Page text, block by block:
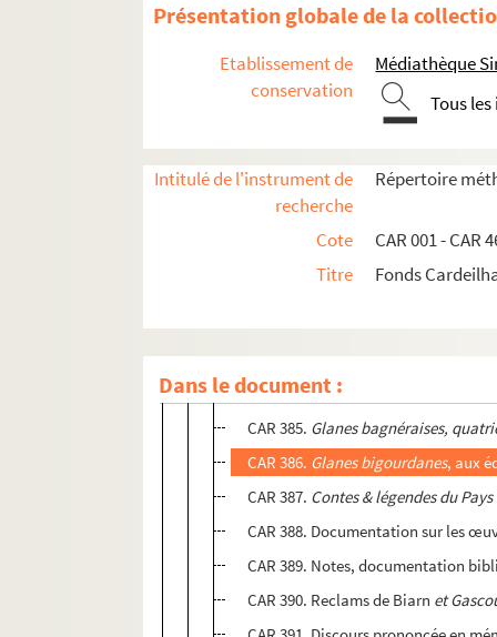
Présentation globale de la
Etablissement de
conservation
Médiathèque
Tous
Intitulé de l'instrument de
recherche
Répertoire
Cote
CAR 001 - CAR
Titre
Fonds
Dans le document :
Activités pour la presse locale
Activités culturelles
Recherches sur l'Histoire locale
Les Chanteurs montagnards
René Escoula
CAR 384.Heures mauves
CAR 385. Glanes bagnéraises,
CAR 386. Glanes bigourdanes, aux
CAR 387. Contes & légendes du
CAR 388. Documentation sur les
CAR 389. Notes, documentation
CAR 390. Reclams de Biarn et